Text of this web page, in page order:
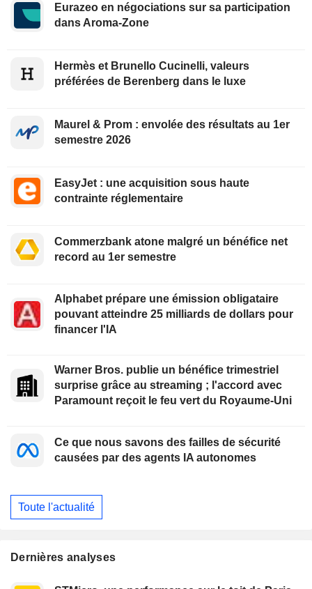
Eurazeo en négociations sur sa participation
dans Aroma-Zone
Hermès et Brunello Cucinelli, valeurs
préférées de Berenberg dans le luxe
Maurel & Prom : envolée des résultats au 1er
semestre 2026
EasyJet : une acquisition sous haute
contrainte réglementaire
Commerzbank atone malgré un bénéfice net
record au 1er semestre
Alphabet prépare une émission obligataire
pouvant atteindre 25 milliards de dollars pour
financer l'IA
Warner Bros. publie un bénéfice trimestriel
surprise grâce au streaming ; l'accord avec
Paramount reçoit le feu vert du Royaume-Uni
Ce que nous savons des failles de sécurité
causées par des agents IA autonomes
Toute l'actualité
Dernières analyses